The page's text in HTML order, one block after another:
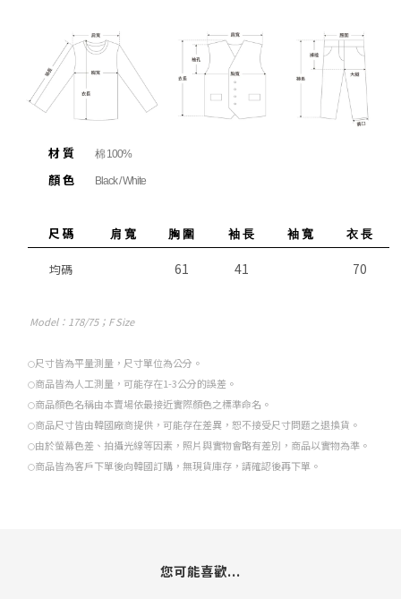
材 質 棉 100%
顏 色 Black / White
尺 碼 肩 寬 胸 圍 袖 長 袖 寬 衣 長
均碼 61 41 70
Model：178/75；F Size
○尺寸皆為平量測量，尺寸單位為公分。
○商品皆為人工測量，可能存在1-3公分的誤差。
○商品顏色名稱由本賣場依最接近實際顏色之標準命名。
○商品尺寸皆由韓國廠商提供，可能存在差異，恕不接受尺寸問題之退換貨。
○由於螢幕色差、拍攝光線等因素，照片與實物會略有差別，商品以實物為準。
○商品皆為客戶下單後向韓國訂購，無現貨庫存，請確認後再下單。
您可能喜歡...